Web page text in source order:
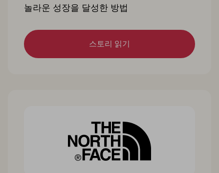
놀라운 성장을 달성한 방법
스토리 읽기